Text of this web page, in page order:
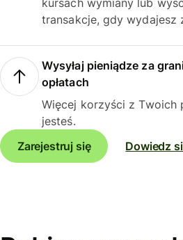
kursach wymiany lub
transakcje, gdy wydajesz
Wysyłaj pieniądze za
opłatach
Więcej korzyści z Twoich
jesteś.
Zarejestruj się
Dowiedz